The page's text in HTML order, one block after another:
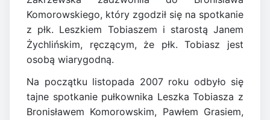
Komorowskiego, który zgodził się na spotkanie
z płk. Leszkiem Tobiaszem i starostą Janem
Żychlińskim, ręczącym, że płk. Tobiasz jest
osobą wiarygodną.
Na początku listopada 2007 roku odbyło się
tajne spotkanie pułkownika Leszka Tobiasza z
Bronisławem Komorowskim, Pawłem Grasiem,